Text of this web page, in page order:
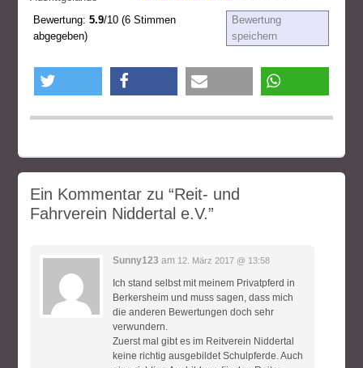
Bewertung:5.9/10 (6 Stimmen
abgegeben)
Bewertung
speichern
twittern teilen e-mail teilen
Ein Kommentar zu“Reit- und
Fahrverein Niddertal e.V.”
Sunny123 am 12. März 2017 @ 13:58
Ich stand selbst mit meinem Privatpferd in
Berkersheim und muss sagen, dass mich
die anderen Bewertungen doch sehr
verwundern.
Zuerst mal gibt es im Reitverein Niddertal
keine richtig ausgebildet Schulpferde. Auch